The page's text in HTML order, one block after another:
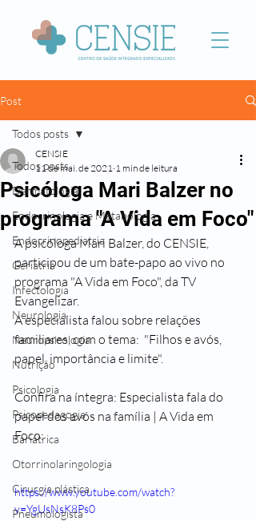
Post
Todos posts
Dermatologia
Endocrinologia e Metabologia
Endocrinopediatria
Geriatria
Infectologia
Neurologia
Neuropsicologia
Nutrição
Psicologia
Psicopedagogia
Bariátrica
Otorrinolaringologia
Cirurgia plástica
Pneumologista
Todos posts
Psicóloga Mari Balzer no
programa "A Vida em Foco"
CENSIE
11 de mai. de 2021 1 min de leitura
A psicóloga Mari Balzer, do CENSIE,
participou de um bate-papo ao vivo no
programa "A Vida em Foco", da TV
Evangelizar.
A especialista falou sobre relações
familiares, com o tema:  "Filhos e avós,
papel, importância e limite".
Confira na íntegra: Especialista fala do
papel dos avós na família | A Vida em
Foco:
https://www.youtube.com/watch?
v=YgUsNsK8Ps0